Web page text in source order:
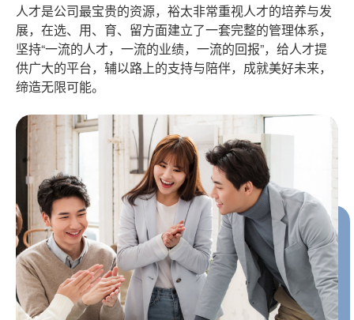
人才是公司最宝贵的资源，裕太非常重视人才的培养与发
展，在选、用、育、留方面建立了一套完整的管理体系，
坚持“一流的人才，一流的业绩，一流的回报”，给人才提
供广大的平台，辅以路上的支持与陪伴，成就美好未来，
缔造无限可能。